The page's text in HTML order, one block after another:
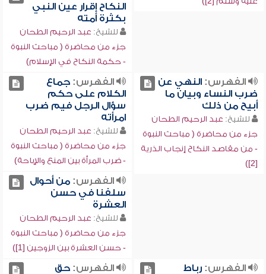
النكاح إقرار عين النبي
بكثرة أمته
للشيخ: عبد الرحيم الطحان
جزء من محاضرة ( مباحث النبوة
- حكمة النكاح في الإسلام)
الفهرس:النهي عن
ضرب النساء وبيان ما
أبيح من ذلك
للشيخ: عبد الرحيم الطحان
جزء من محاضرة ( مباحث النبوة
- من مقاصد النكاح إنجاب الذرية
[2])
الفهرس:جماع
الكلام على حكم
سؤال الرجل فيم ضرب
امرأته
للشيخ: عبد الرحيم الطحان
جزء من محاضرة ( مباحث النبوة
- ضرب المرأة بين المنع والإباحة)
الفهرس:من أحوال
سلفنا في حسن
العشرة
للشيخ: عبد الرحيم الطحان
جزء من محاضرة ( مباحث النبوة
- حسن العشرة بين الزوجين [1])
الفهرس:رباط
الفهرس:حق